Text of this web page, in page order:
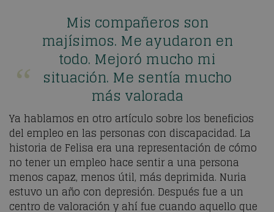
Mis compañeros son
majísimos. Me ayudaron en
todo. Mejoró mucho mi
situación. Me sentía mucho
más valorada
Ya hablamos en otro artículo sobre los beneficios
del empleo en las personas con discapacidad. La
historia de Felisa era una representación de cómo
no tener un empleo hace sentir a una persona
menos capaz, menos útil, más deprimida. Nuria
estuvo un año con depresión. Después fue a un
centro de valoración y ahí fue cuando aquello que